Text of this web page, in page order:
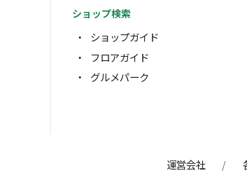
ショップ検索
ショップガイド
フロアガイド
グルメパーク
運営会社